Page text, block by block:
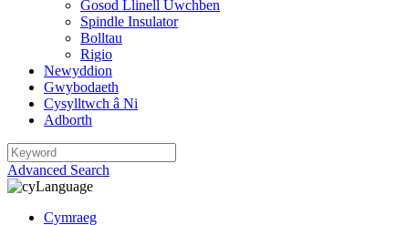
Gosod Llinell Uwchben
Spindle Insulator
Bolltau
Rigio
Newyddion
Gwybodaeth
Cysylltwch â Ni
Adborth
Advanced Search
Language
Cymraeg